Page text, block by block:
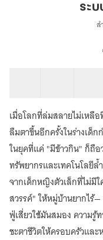
สิ้น
มา
70
พร้อม
ระบบ
มิติ
พิเศษ
เล่ม
3
ระ
เมื่อโลกที่ล่มสลายไม่เห
ลืมตาขึ้นอีกครั้งในร่างเด็ก
ในยุคที่แค่ "มีข้าวกิน" ก็ถื
ทรัพยากรและเทคโนโลยีล้
จากเด็กหญิงตัวเล็กที่ไม่มี
สวรรค์" ให้หมู่บ้านยากไร้—
ฟู่เสี่ยวใช้มันสมอง ความรู้
ชะตาชีวิตให้ครอบครัวและ